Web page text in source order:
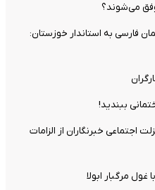
می‌شوند؟
فارسی به استاندار خوزستان:
ببندید!
اجتماعی خبرنگاران از الزامات
مرگبار ابولا